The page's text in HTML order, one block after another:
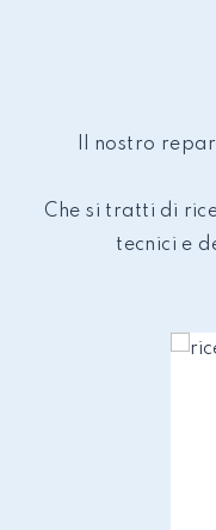
Il nostro
Che si tratti di
tecnici e